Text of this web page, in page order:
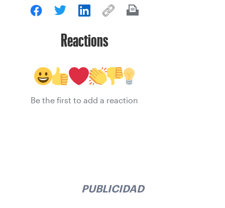
Reactions
Be the first to add a reaction
PUBLICIDAD